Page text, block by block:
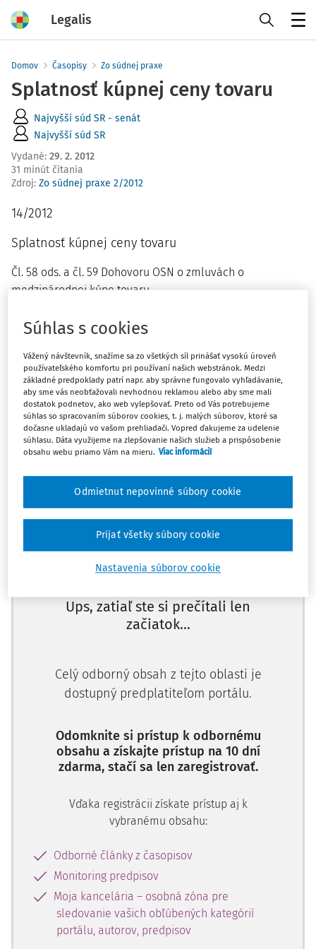
Legalis
Domov Časopisy Zo súdnej praxe
Splatnosť kúpnej ceny tovaru
Najvyšší súd SR - senát
Najvyšší súd SR
Vydané: 29. 2. 2012
31 minút čítania
Zdroj: Zo súdnej praxe 2/2012
14/2012
Splatnosť kúpnej ceny tovaru
Čl. 58 ods. a čl. 59 Dohovoru OSN o zmluvách o
medzinárodnej kúpe tovaru
§ 730 Obchodného zákonníka
Čl. 7 a čl. 8 Dohovoru OSN o zmluvách o medzinárodnej
kúpe tovaru
Čl. 8 Dohovoru o premlčaní pri medzinárodnej kúpe tovaru
Otázku premlčania práva žalobcu na úhradu kúpnej ceny
treba považovať podľa čl. 58 ods. 1 Dohovoru OSN o
zmluvách o medzinárodnej kúpe tovaru deň, kedy
žalovaný mohol s tovarom nakladať.
Jednostranné vyznačenie splatnosti kúpnej ceny v 180-
dňovej lehote na faktúrach žalobcu nie je dohodou medzi
obvyklou zvyklosťou pri splatnosti kúpnej ceny.
Žalobca (zahraničná právnická osoba) žalobou podanou
na súde prvého stupňa 4. júna 2002 sa domáhal, aby súd
rozsudkom zaviazal žalovaného zaplatiť mu 39 144,50 eur
ktorý dodal žalovanému a tento mu vyfakturoval
faktúrami č. 170089 16. januára 1998 na sumu 20 206 USD,
177301 7. mája 1998 na sumu 5 179 USD, pričom splatnosť
faktúr stanovil na 180 dní.
Súd prvého stupňa vyhovel žalobe v skrátenom konaní
vydaním platobného rozkazu č. k.: 49 Rob 125/02-67 25.
februára 2003.
Máte predplatné?
Ups, zatiaľ ste si prečítali len
začiatok...
Celý odborný obsah z tejto oblasti je
dostupný predplatiteľom portálu.
Odomknite si prístup k odbornému
obsahu a získajte prístup na 10 dní
zdarma, stačí sa len zaregistrovať.
Vďaka registrácii získate prístup aj k
vybranému obsahu:
Odborné články z časopisov
Monitoring predpisov
Moja kancelária – osobná zóna pre
sledovanie vašich obľúbených kategórií
portálu, autorov, predpisov
Súhlas s cookies
Vážený návštevník, snažíme sa zo všetkých síl prinášať vysokú úroveň
používateľského komfortu pri používaní našich webstránok. Medzi
základné predpoklady patrí napr. aby správne fungovalo vyhľadávanie,
aby sme vás neobťažovali nevhodnou reklamou alebo aby sme mali
dostatok podnetov, ako web vylepšovať. Preto od Vás potrebujeme
súhlas so spracovaním súborov cookies, t. j. malých súborov, ktoré sa
dočasne ukladajú vo vašom prehliadači. Vopred ďakujeme za udelenie
súhlasu. Dáta využijeme na zlepšovanie našich služieb a prispôsobenie
obsahu webu priamo Vám na mieru. Viac informácií
Nastavenia súborov cookie
Odmietnut nepovinné súbory cookie
Prijať všetky súbory cookie